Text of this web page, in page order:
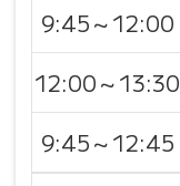
9:45～12:00
12:00～13:30
9:45～12:45